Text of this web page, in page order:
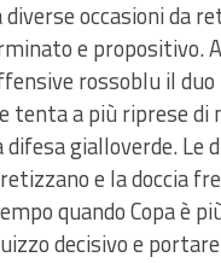
occasioni da
e propositivo.
rossoblu il duo
tenta a più riprese
gialloverde. Le
e la doccia
quando Copa è
decisivo e